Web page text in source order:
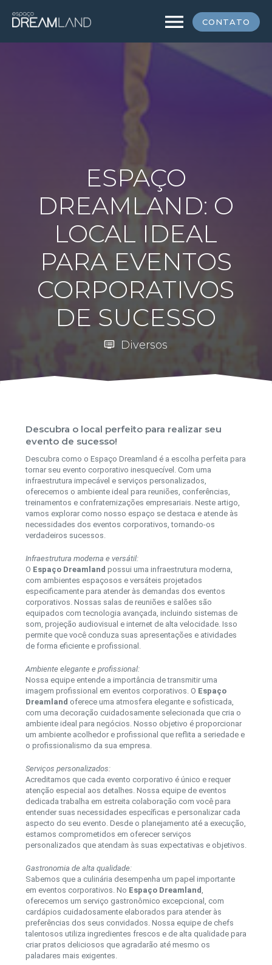
CONTATO
menu
ESPAÇO
DREAMLAND: O
LOCAL IDEAL
PARA EVENTOS
CORPORATIVOS
DE SUCESSO
dvr Diversos
Descubra o local perfeito para realizar seu
evento de sucesso!
Descubra como o Espaço Dreamland é a escolha perfeita para
tornar seu evento corporativo inesquecível. Com uma
infraestrutura impecável e serviços personalizados,
oferecemos o ambiente ideal para reuniões, conferências,
treinamentos e confraternizações empresariais. Neste artigo,
vamos explorar como nosso espaço se destaca e atende às
necessidades dos eventos corporativos, tornando-os
verdadeiros sucessos.
Infraestrutura moderna e versátil:
O Espaço Dreamland possui uma infraestrutura moderna,
com ambientes espaçosos e versáteis projetados
especificamente para atender às demandas dos eventos
corporativos. Nossas salas de reuniões e salões são
equipados com tecnologia avançada, incluindo sistemas de
som, projeção audiovisual e internet de alta velocidade. Isso
permite que você conduza suas apresentações e atividades
de forma eficiente e profissional.
Ambiente elegante e profissional:
Nossa equipe entende a importância de transmitir uma
imagem profissional em eventos corporativos. O Espaço
Dreamland oferece uma atmosfera elegante e sofisticada,
com uma decoração cuidadosamente selecionada que cria o
ambiente ideal para negócios. Nosso objetivo é proporcionar
um ambiente acolhedor e profissional que reflita a seriedade e
o profissionalismo da sua empresa.
Serviços personalizados:
Acreditamos que cada evento corporativo é único e requer
atenção especial aos detalhes. Nossa equipe de eventos
dedicada trabalha em estreita colaboração com você para
entender suas necessidades específicas e personalizar cada
aspecto do seu evento. Desde o planejamento até a execução,
estamos comprometidos em oferecer serviços
personalizados que atendam às suas expectativas e objetivos.
Gastronomia de alta qualidade:
Sabemos que a culinária desempenha um papel importante
em eventos corporativos. No Espaço Dreamland
oferecemos um serviço gastronômico excepcional, com
cardápios cuidadosamente elaborados para atender às
preferências dos seus convidados. Nossa equipe de chefs
talentosos utiliza ingredientes frescos e de alta qualidade para
criar pratos deliciosos que agradarão até mesmo os
paladares mais exigentes.